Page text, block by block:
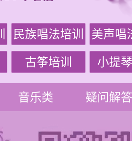
民族唱法培训 美声唱
古筝培训 小提琴
音乐类 疑问解答